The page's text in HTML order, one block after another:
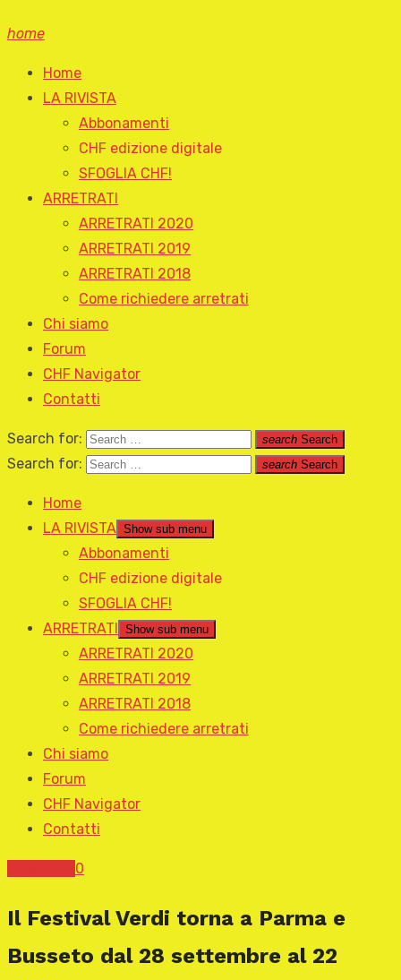
home
Home
LA RIVISTA
Abbonamenti
CHF edizione digitale
SFOGLIA CHF!
ARRETRATI
ARRETRATI 2020
ARRETRATI 2019
ARRETRATI 2018
Come richiedere arretrati
Chi siamo
Forum
CHF Navigator
Contatti
Search for: search Search
Search for: search Search
Home
LA RIVISTA Show sub menu
Abbonamenti
CHF edizione digitale
SFOGLIA CHF!
ARRETRATI
Show sub menu
ARRETRATI 2020
ARRETRATI 2019
ARRETRATI 2018
Come richiedere arretrati
Chi siamo
Forum
CHF Navigator
Contatti
0
Il Festival Verdi torna a Parma e
Busseto dal 28 settembre al 22